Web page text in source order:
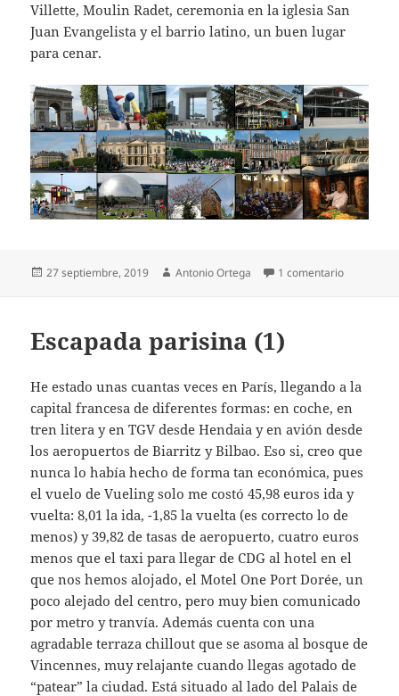
Villette, Moulin Radet, ceremonia en la iglesia San
Juan Evangelista y el barrio latino, un buen lugar
para cenar.
Publicado
27 septiembre, 2019 Autor
Antonio Ortega 1 comentarioen
Escapada parisina (1)
He estado unas cuantas veces en París, llegando a la
capital francesa de diferentes formas: en coche, en
tren litera y en TGV desde Hendaia y en avión desde
los aeropuertos de Biarritz y Bilbao. Eso si, creo que
nunca lo había hecho de forma tan económica, pues
el vuelo de Vueling solo me costó 45,98 euros ida y
vuelta: 8,01 la ida, -1,85 la vuelta (es correcto lo de
menos) y 39,82 de tasas de aeropuerto, cuatro euros
menos que el taxi para llegar de CDG al hotel en el
que nos hemos alojado, el Motel One Port Dorée, un
poco alejado del centro, pero muy bien comunicado
por metro y tranvía. Además cuenta con una
agradable terraza chillout que se asoma al bosque de
Vincennes, muy relajante cuando llegas agotado de
“patear” la ciudad. Está situado al lado del Palais de